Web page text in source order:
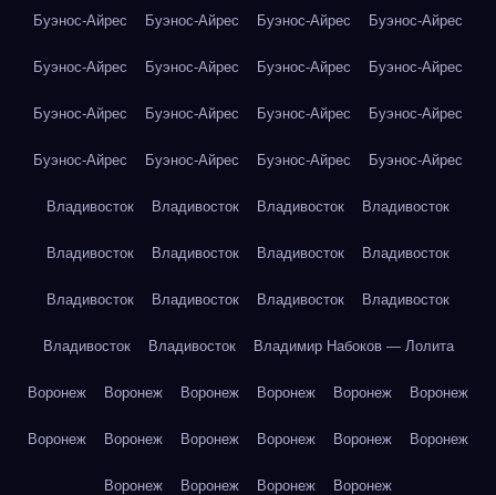
Буэнос-Айрес Буэнос-Айрес Буэнос-Айрес Буэнос-Айрес
Буэнос-Айрес Буэнос-Айрес Буэнос-Айрес Буэнос-Айрес
Буэнос-Айрес Буэнос-Айрес Буэнос-Айрес Буэнос-Айрес
Буэнос-Айрес Буэнос-Айрес Буэнос-Айрес Буэнос-Айрес
Владивосток Владивосток Владивосток Владивосток
Владивосток Владивосток Владивосток Владивосток
Владивосток Владивосток Владивосток Владивосток
Владивосток Владивосток Владимир Набоков — Лолита
Воронеж Воронеж Воронеж Воронеж Воронеж Воронеж
Воронеж Воронеж Воронеж Воронеж Воронеж Воронеж
Воронеж Воронеж Воронеж Воронеж